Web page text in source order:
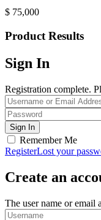
$ 75,000
Product Results
Sign In
Registration complete.
Remember Me
RegisterLost your
Create an
The user name or email